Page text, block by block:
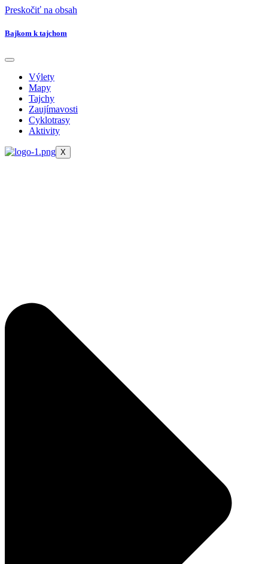
Preskočiť na obsah
Bajkom k tajchom
Výlety
Mapy
Tajchy
Zaujímavosti
Cyklotrasy
Aktivity
X